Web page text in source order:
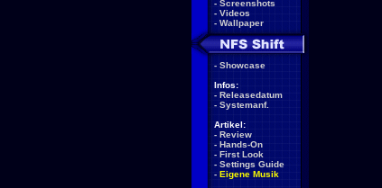
- Screenshots
- Videos
- Wallpaper
- Showcase
Infos:
- Releasedatum
- Systemanf.
Artikel:
- Review
- Hands-On
- First Look
- Settings Guide
- Eigene Musik